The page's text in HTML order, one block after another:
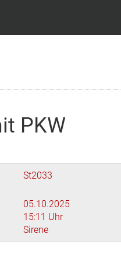
PKW
St2033
05.10.2025
15:11 Uhr
Sirene